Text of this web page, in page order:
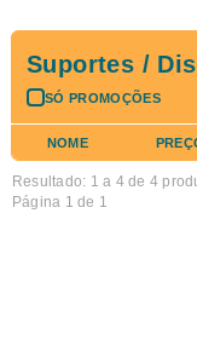
Suportes /
SÓ PROMOÇÕES
NOME
Resultado: 1 a 4de 4
Página 1 de 1